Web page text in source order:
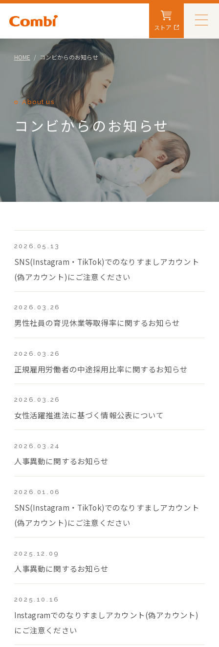
ストア
HOME コンビからのお知らせ
About us
コンビからのお知らせ
2026.05.13
SNS(Instagram・TikTok)でのなりすましアカウント
(偽アカウント)にご注意ください
2026.03.26
男性社員の育児休業等取得率に関するお知らせ
2026.03.26
正規雇用労働者の中途採用比率に関するお知らせ
2026.03.26
女性活躍推進法に基づく情報公表について
2026.03.24
人事異動に関するお知らせ
2026.01.06
SNS(Instagram・TikTok)でのなりすましアカウント
(偽アカウント)にご注意ください
2025.12.09
人事異動に関するお知らせ
2025.10.16
Instagramでのなりすましアカウント(偽アカウント)
にご注意ください